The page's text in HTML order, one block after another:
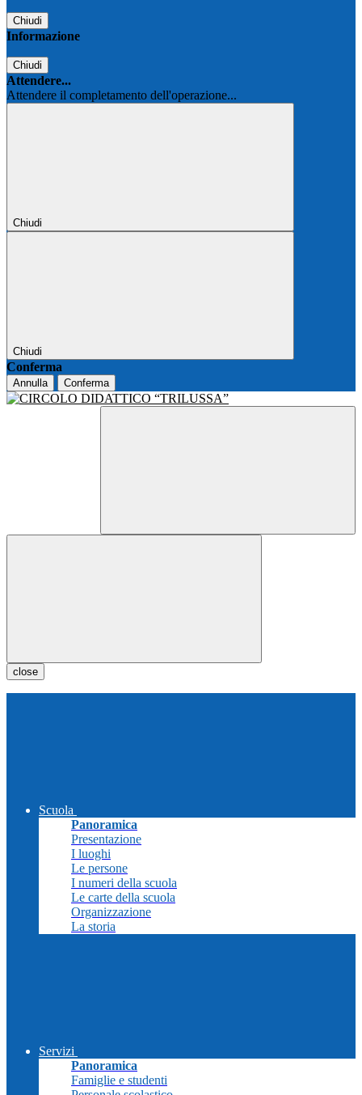
Chiudi
Informazione
Chiudi
Attendere...
Attendere il completamento dell'operazione...
Chiudi
Chiudi
Conferma
Annulla Conferma
close
Scuola
Panoramica
Presentazione
I luoghi
Le persone
I numeri della scuola
Le carte della scuola
Organizzazione
La storia
Servizi
Panoramica
Famiglie e studenti